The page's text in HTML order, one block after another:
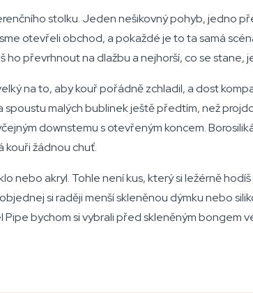
stolku. Jeden nešikovný pohyb, jedno
otevřeli obchod, a pokaždé je to ta samá
převrhnout na dlažbu a nejhorší, co se stane,
na to, aby kouř pořádně zchladil, a dost
malých bublinek ještě předtím, než
downstemu s otevřeným koncem.
kouři žádnou chuť.
nebo akryl. Tohle není kus, který si ležérně
si raději menší skleněnou dýmku nebo
bychom si vybrali před skleněným bongem